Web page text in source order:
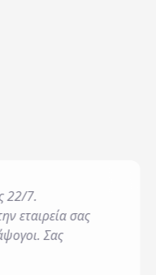
22/7.
εταιρεία σας
Σας